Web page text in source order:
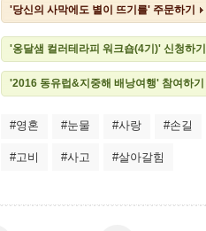
'당신의 사막에도 별이 뜨기를' 주문하기
'옹달샘 컬러테라피 워크숍(4기)' 신청하기
'2016 동유럽&지중해 배낭여행' 참여하기
#영혼 #눈물 #사랑 #손길
#고비 #사고 #살아갈힘